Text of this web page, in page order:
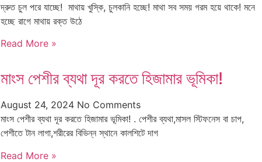
দ্রুত চুল পরে যাচ্ছে! মাথায় খুস্কি, চুলকানি হচ্ছে! মাথা সব সময় গরম হয়ে থাকে! মনে
হচ্ছে রাগে মাথায় রক্ত উঠে
Read More »
মাংস পেশীর ব্যথা দূর করতে হিজামার ভূমিকা!
August 24, 2024 No Comments
মাংস পেশীর ব্যথা দূর করতে হিজামার ভূমিকা! . পেশীর ব্যথা,মাসল স্টিফনেস বা চাপ,
পেশীতে টান লাগা,শরীরের বিভিন্ন স্থানে কালশিটে দাগ
Read More »